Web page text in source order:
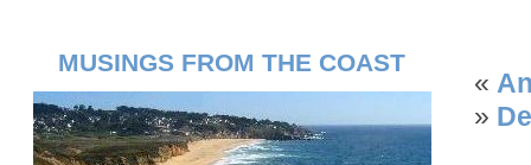
«
»
MUSINGS FROM THE COAST